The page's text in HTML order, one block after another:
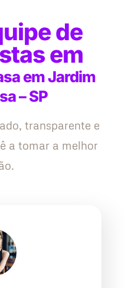
de
em
em Jardim
– SP
transparente e
a tomar a melhor